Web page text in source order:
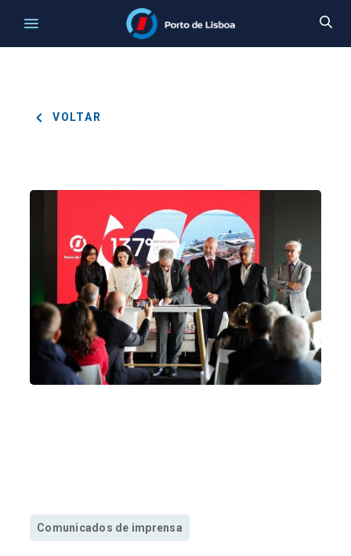
VOLTAR
Comunicados de imprensa